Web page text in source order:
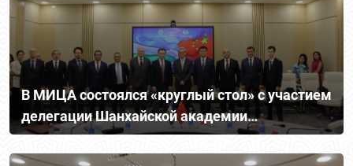
В МИЦА состоялся «круглый стол» с участием
делегации Шанхайской академии
международных исследований